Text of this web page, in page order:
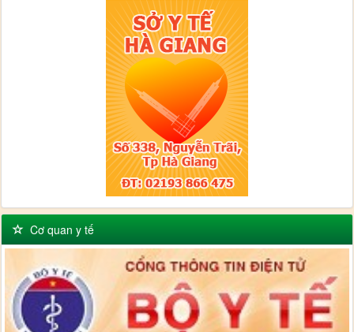
Cơ quan y tế